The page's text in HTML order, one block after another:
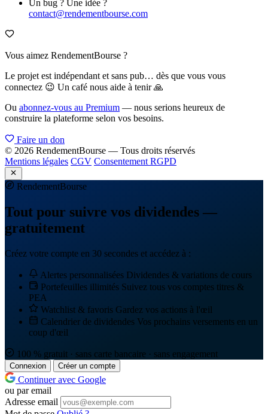
Un bug ? Une idée ?
contact@rendementbourse.com
Vous aimez RendementBourse ?
Le projet est indépendant et sans pub… dès que vous vous
connectez 😉 Un café nous aide à tenir 🙏
Ou abonnez-vous au Premium — nous serions heureux de
construire la plateforme selon vos besoins.
Faire un don
© 2026 RendementBourse — Tous droits réservés
Mentions légales CGV Consentement RGPD
RendementBourse
Tout pour suivre vos dividendes —
gratuitement
Créez votre compte en 30 secondes et accédez à :
Alertes personnalisées Dividendes & variations de cours
Portefeuilles illimités Suivez tous vos comptes titres &
PEA
Watchlist & favoris Gardez vos actions à l'œil
Calendrier de dividendes Vos prochains versements en un
coup d'œil
100 % gratuit · sans carte bancaire · sans engagement
Connexion Créer un compte
Continuer avec Google
ou par email
Adresse email